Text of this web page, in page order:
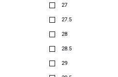
27
27.5
28
28.5
29